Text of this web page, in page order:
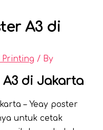
A3 di
Printing / By
A3 di Jakarta
– Yeay poster
untuk cetak